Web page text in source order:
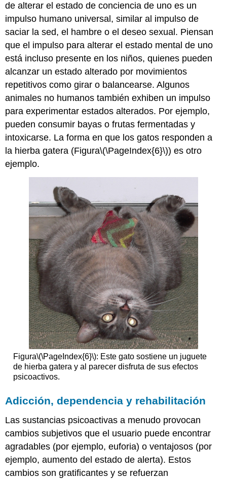
de alterar el estado de conciencia de uno es un
impulso humano universal, similar al impulso de
saciar la sed, el hambre o el deseo sexual. Piensan
que el impulso para alterar el estado mental de uno
está incluso presente en los niños, quienes pueden
alcanzar un estado alterado por movimientos
repetitivos como girar o balancearse. Algunos
animales no humanos también exhiben un impulso
para experimentar estados alterados. Por ejemplo,
pueden consumir bayas o frutas fermentadas y
intoxicarse. La forma en que los gatos responden a
la hierba gatera (Figura\(\PageIndex{6}\)) es otro
ejemplo.
Figura\(\PageIndex{6}\): Este gato sostiene un juguete
de hierba gatera y al parecer disfruta de sus efectos
psicoactivos.
Adicción, dependencia y rehabilitación
Las sustancias psicoactivas a menudo provocan
cambios subjetivos que el usuario puede encontrar
agradables (por ejemplo, euforia) o ventajosos (por
ejemplo, aumento del estado de alerta). Estos
cambios son gratificantes y se refuerzan